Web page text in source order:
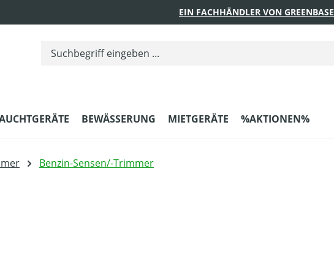
EIN FACHHÄNDLER VON GREENBASE
BEWÄSSERUNG MIETGERÄTE %AKTIONEN%
Benzin-Sensen/-Trimmer